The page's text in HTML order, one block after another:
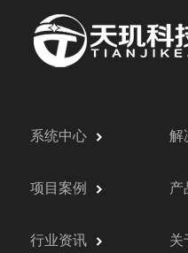
系统中心 解
项目案例 产
行业资讯 关